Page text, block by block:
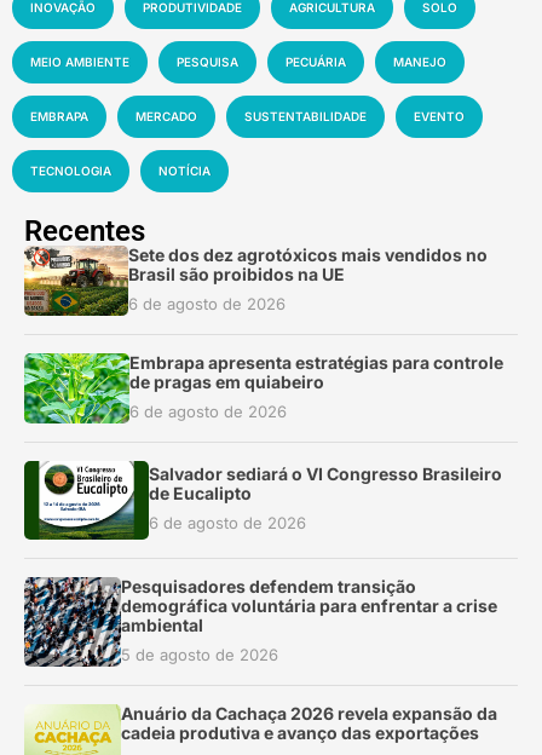
INOVAÇÃO PRODUTIVIDADE AGRICULTURA SOLO
MEIO AMBIENTE PESQUISA PECUÁRIA MANEJO
EMBRAPA MERCADO SUSTENTABILIDADE EVENTO
TECNOLOGIA NOTÍCIA
Recentes
Sete dos dez agrotóxicos mais vendidos no
Brasil são proibidos na UE
6 de agosto de 2026
Embrapa apresenta estratégias para controle
de pragas em quiabeiro
6 de agosto de 2026
Salvador sediará o VI Congresso Brasileiro
de Eucalipto
6 de agosto de 2026
Pesquisadores defendem transição
demográfica voluntária para enfrentar a crise
ambiental
5 de agosto de 2026
Anuário da Cachaça 2026 revela expansão da
cadeia produtiva e avanço das exportações